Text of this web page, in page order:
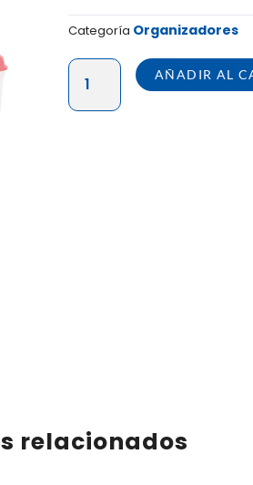
Categoría Organizadores
CAJA
MEGAFORTE
#
AÑADIR AL
relacionados